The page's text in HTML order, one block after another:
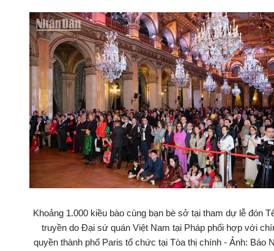
Khoảng 1.000 kiều bào cùng bạn bè sở tại tham dự lễ đón
truyền do Đại sứ quán Việt Nam tại Pháp phối hợp với
quyền thành phố Paris tổ chức tại Tòa thị chính - Ảnh: Báo